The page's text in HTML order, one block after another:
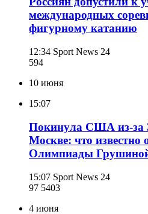
международных
фигурному катанию
12:34 Sport News 24
594
10 июня
15:07
Покинула США из-за
Москве: что известно
Олимпиады
15:07 Sport News 24
97 5403
4 июня